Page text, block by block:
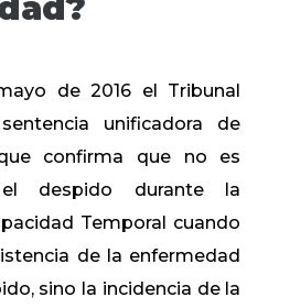
de 2016 el Tribunal
unificadora de
confirma que no es
el despido durante la
Temporal cuando
de la enfermedad
sino la incidencia de la